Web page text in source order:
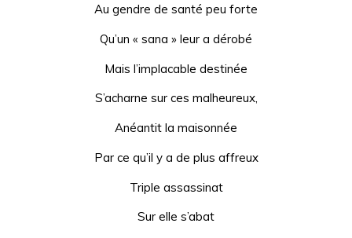
Au gendre de santé peu forte
Qu’un « sana » leur a dérobé
Mais l’implacable destinée
S’acharne sur ces malheureux,
Anéantit la maisonnée
Par ce qu’il y a de plus affreux
Triple assassinat
Sur elle s’abat